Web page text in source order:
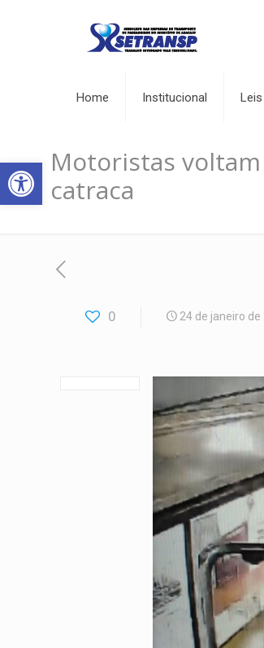
Abrir a barra de ferramentas
Home Institucional Leis
Motoristas
catraca
0 24 de janeiro de